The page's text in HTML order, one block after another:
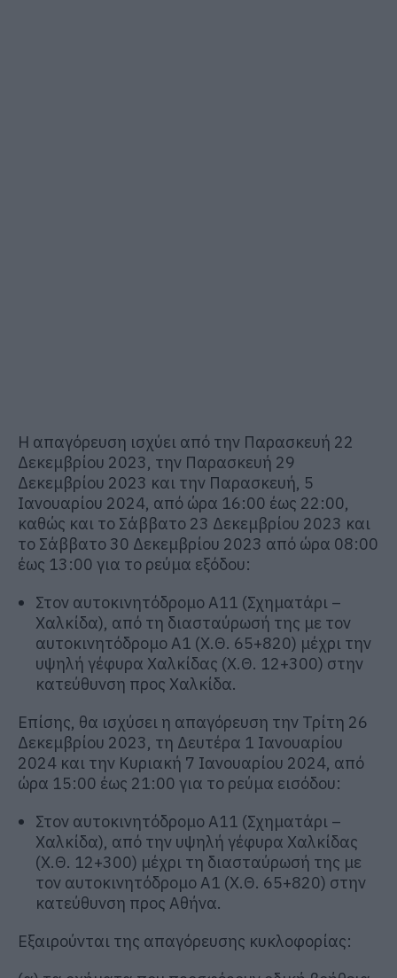
Η απαγόρευση ισχύει από την Παρασκευή 22
Δεκεμβρίου 2023, την Παρασκευή 29
Δεκεμβρίου 2023 και την Παρασκευή, 5
Ιανουαρίου 2024, από ώρα 16:00 έως 22:00,
καθώς και το Σάββατο 23 Δεκεμβρίου 2023 και
το Σάββατο 30 Δεκεμβρίου 2023 από ώρα 08:00
έως 13:00 για το ρεύμα εξόδου:
Στον αυτοκινητόδρομο Α11 (Σχηματάρι –
Χαλκίδα), από τη διασταύρωσή της με τον
αυτοκινητόδρομο Α1 (Χ.Θ. 65+820) μέχρι την
υψηλή γέφυρα Χαλκίδας (Χ.Θ. 12+300) στην
κατεύθυνση προς Χαλκίδα.
Επίσης, θα ισχύσει η απαγόρευση την Τρίτη 26
Δεκεμβρίου 2023, τη Δευτέρα 1 Ιανουαρίου
2024 και την Κυριακή 7 Ιανουαρίου 2024, από
ώρα 15:00 έως 21:00 για το ρεύμα εισόδου:
Στον αυτοκινητόδρομο Α11 (Σχηματάρι –
Χαλκίδα), από την υψηλή γέφυρα Χαλκίδας
(Χ.Θ. 12+300) μέχρι τη διασταύρωσή της με
τον αυτοκινητόδρομο Α1 (Χ.Θ. 65+820) στην
κατεύθυνση προς Αθήνα.
Εξαιρούνται της απαγόρευσης κυκλοφορίας: